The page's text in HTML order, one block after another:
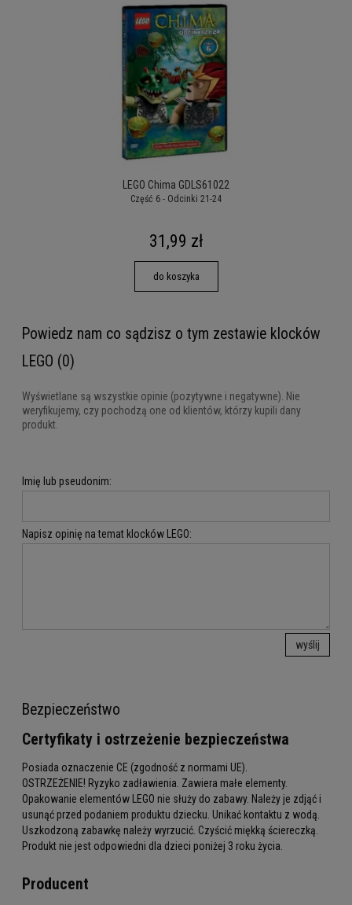
LEGO Chima GDLS61022
Część 6 - Odcinki 21-24
31,99 zł
do koszyka
Powiedz nam co sądzisz o tym zestawie klocków
LEGO (0)
Wyświetlane są wszystkie opinie (pozytywne i negatywne). Nie
weryfikujemy, czy pochodzą one od klientów, którzy kupili dany
produkt.
Imię lub pseudonim:
Napisz opinię na temat klocków LEGO:
wyślij
Bezpieczeństwo
Certyfikaty i ostrzeżenie bezpieczeństwa
Posiada oznaczenie CE (zgodność z normami UE).
OSTRZEŻENIE! Ryzyko zadławienia. Zawiera małe elementy.
Opakowanie elementów LEGO nie służy do zabawy. Należy je zdjąć i
usunąć przed podaniem produktu dziecku. Unikać kontaktu z wodą.
Uszkodzoną zabawkę należy wyrzucić. Czyścić miękką ściereczką.
Produkt nie jest odpowiedni dla dzieci poniżej 3 roku życia.
Producent